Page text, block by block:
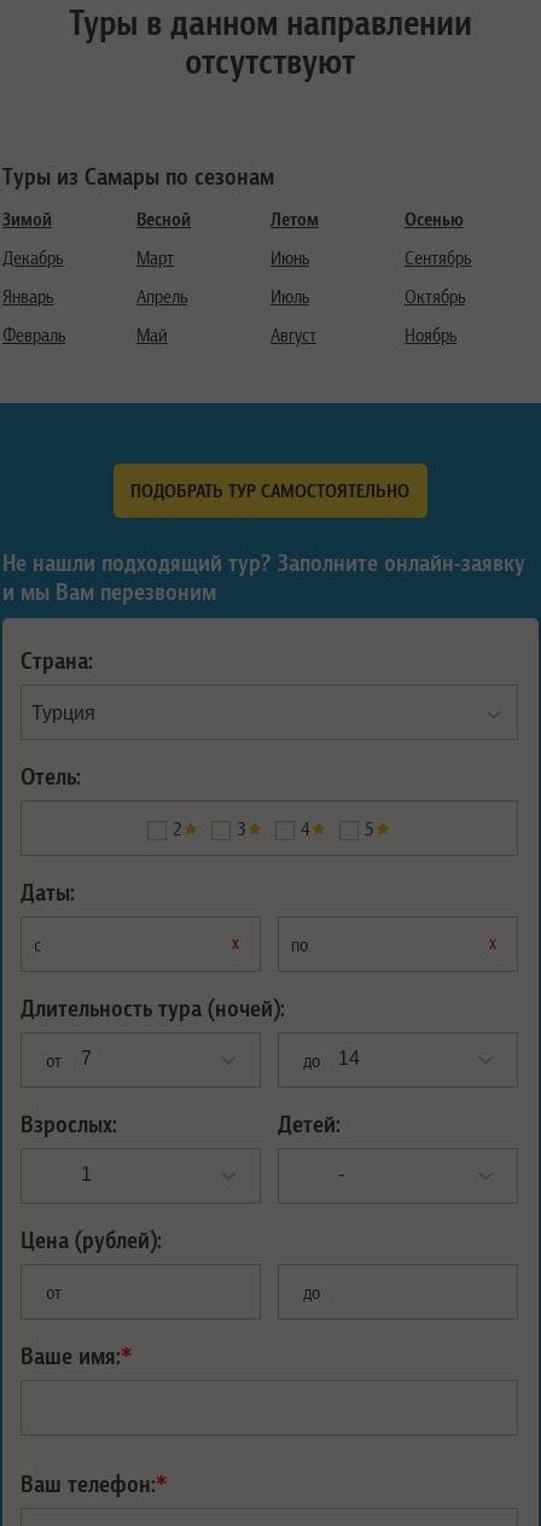
Туры в данном направлении
отсутствуют
Туры из Самары по сезонам
Зимой
Декабрь
Январь
Февраль
Весной
Март
Апрель
Май
Летом
Июнь
Июль
Август
Осенью
Сентябрь
Октябрь
Ноябрь
ПОДОБРАТЬ ТУР САМОСТОЯТЕЛЬНО
Не нашли подходящий тур? Заполните онлайн-заявку
и мы Вам перезвоним
Страна:
Отель:
2 3 4 5
Даты:
с х по х
Длительность тура (ночей):
от до
Взрослых: Детей:
Цена (рублей):
от до
Ваше имя:*
Ваш телефон:*